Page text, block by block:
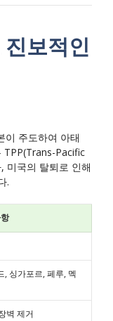
보적인
이 주도하여 아태
TPP(Trans-Pacific
미국의 탈퇴로 인해
.
, 싱가포르, 페루, 멕
벽 제거